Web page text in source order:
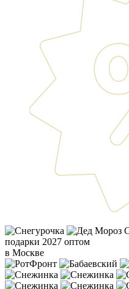
подарки 2027 оптом
в Москве